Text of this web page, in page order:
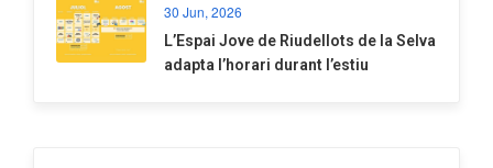
30 Jun, 2026
​L’Espai Jove de Riudellots de la Selva
adapta l’horari durant l’estiu